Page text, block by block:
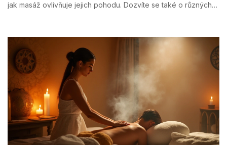
jak masáž ovlivňuje jejich pohodu. Dozvíte se také o různých